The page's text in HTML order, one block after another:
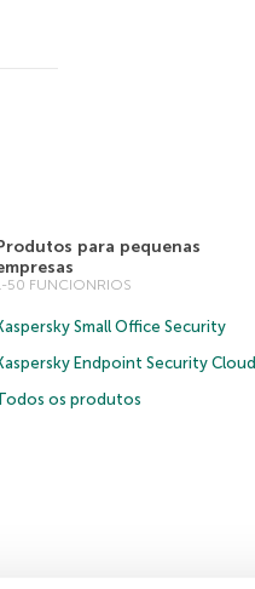
para pequenas
50 FUNCIONRIOS
Small Office Security
Endpoint Security Cloud
os produtos